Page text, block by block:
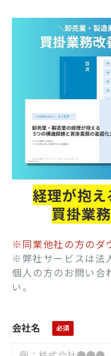
経理が抱
買掛業
※同業他社の方のダ
※弊社サービスは法
個人の方のお問い合
い。
会社名